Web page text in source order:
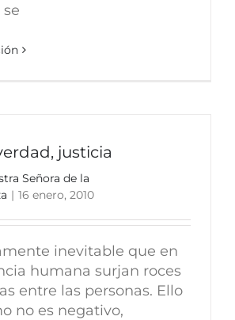
justicia
Señora de la
| 16 enero, 2010
inevitable que en
humana surjan roces
entre las personas. Ello
no es negativo,